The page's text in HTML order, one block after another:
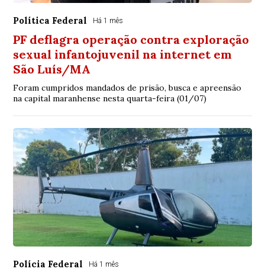
Política Federal Há 1 mês
PF deflagra operação contra exploração
sexual infantojuvenil na internet em
São Luís/MA
Foram cumpridos mandados de prisão, busca e apreensão
na capital maranhense nesta quarta-feira (01/07)
Polícia Federal Há 1 mês